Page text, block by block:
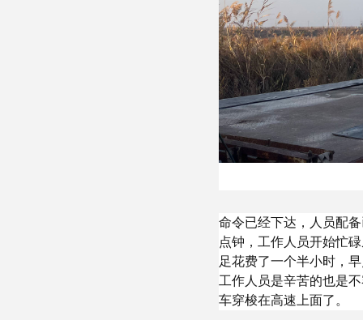
命令已经下达，人员配
点钟，工作人员开始忙
足花费了一个半小时，
工作人员是辛苦的也是
车穿梭在高速上面了。